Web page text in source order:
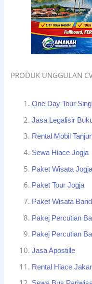
PRODUK UNGGULAN
One Day Tour
Jasa Legalisir
Rental Mobil
Sewa Hiace Jogja
Paket Wisata Jogja
Paket Tour Jogja
Paket Wisata
Pakej Percutian
Pakej Percutian
Jasa Apostille
Rental Hiace